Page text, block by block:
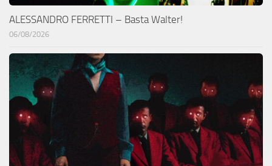
ALESSANDRO FERRETTI – Basta Walter!
06/08/2026